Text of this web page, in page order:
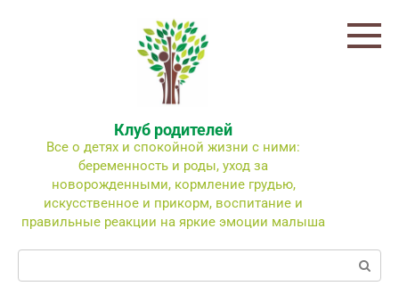
Клуб родителей
Все о детях и спокойной жизни с ними:
беременность и роды, уход за
новорожденными, кормление грудью,
искусственное и прикорм, воспитание и
правильные реакции на яркие эмоции малыша
Поиск: